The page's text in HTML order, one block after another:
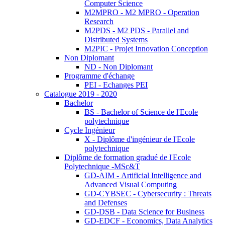
Computer Science
M2MPRO - M2 MPRO - Operation
Research
M2PDS - M2 PDS - Parallel and
Distributed Systems
M2PIC - Projet Innovation Conception
Non Diplomant
ND - Non Diplomant
Programme d'échange
PEI - Echanges PEI
Catalogue 2019 - 2020
Bachelor
BS - Bachelor of Science de l'Ecole
polytechnique
Cycle Ingénieur
X - Diplôme d'ingénieur de l'Ecole
polytechnique
Diplôme de formation gradué de l'Ecole
Polytechnique -MSc&T
GD-AIM - Artificial Intelligence and
Advanced Visual Computing
GD-CYBSEC - Cybersecurity : Threats
and Defenses
GD-DSB - Data Science for Business
GD-EDCF - Economics, Data Analytics